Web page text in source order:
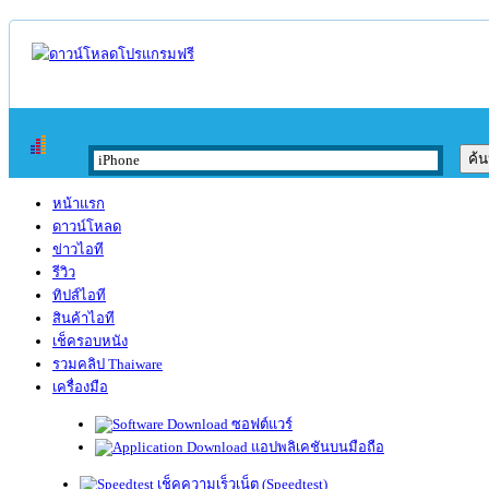
หน้าแรก
ดาวน์โหลด
ข่าวไอที
รีวิว
ทิปส์ไอที
สินค้าไอที
เช็ครอบหนัง
รวมคลิป Thaiware
เครื่องมือ
ซอฟต์แวร์
แอปพลิเคชันบนมือถือ
เช็คความเร็วเน็ต (Speedtest)